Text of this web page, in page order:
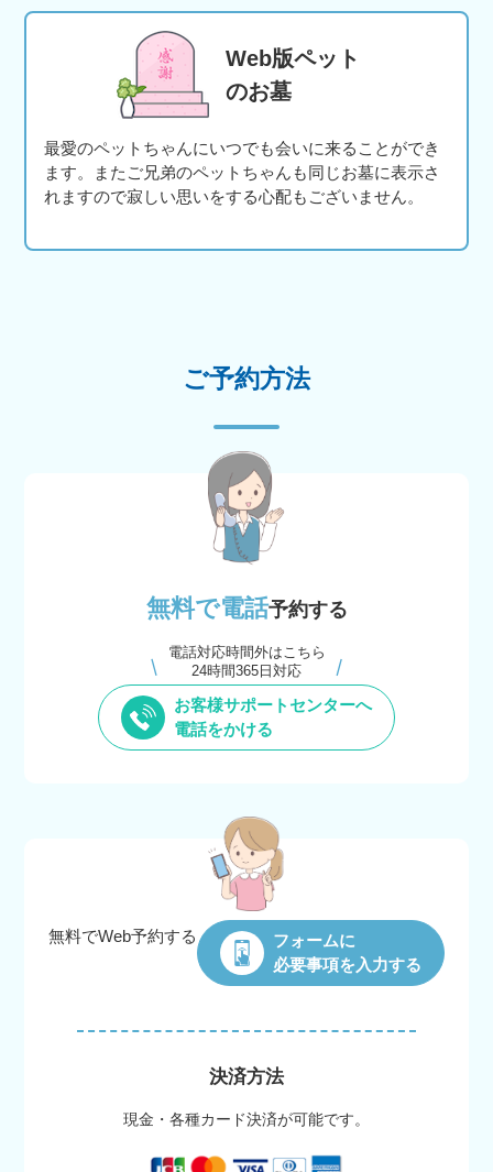
Web版ペット
のお墓
最愛のペットちゃんにいつでも会いに来ることができ
ます。またご兄弟のペットちゃんも同じお墓に表示さ
れますので寂しい思いをする心配もございません。
ご予約方法
無料で電話予約する
電話対応時間外はこちら
24時間365日対応
お客様サポートセンターへ
電話をかける
無料でWeb予約する
フォームに
必要事項を入力する
決済方法
現金・各種カード決済が可能です。